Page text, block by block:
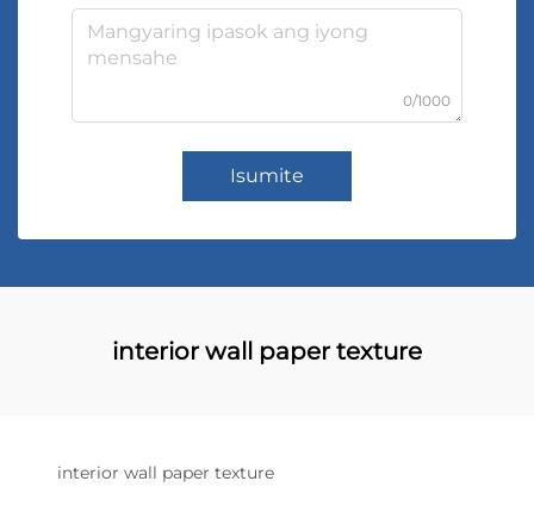
0/1000
Isumite
interior wall paper texture
interior wall paper texture